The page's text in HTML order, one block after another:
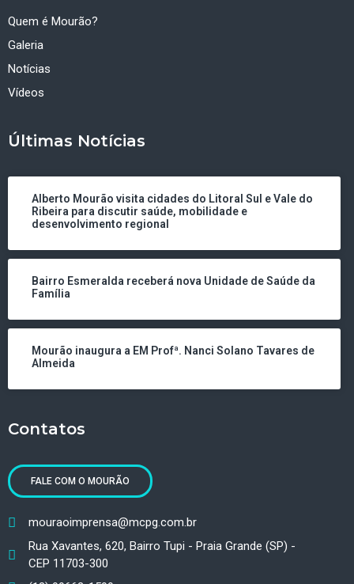
Quem é Mourão?
Galeria
Notícias
Vídeos
Últimas Notícias
Alberto Mourão visita cidades do Litoral Sul e Vale do
Ribeira para discutir saúde, mobilidade e
desenvolvimento regional
Bairro Esmeralda receberá nova Unidade de Saúde da
Família
Mourão inaugura a EM Profª. Nanci Solano Tavares de
Almeida
Contatos
FALE COM O MOURÃO
mouraoimprensa@mcpg.com.br
Rua Xavantes, 620, Bairro Tupi - Praia Grande (SP) -
CEP 11703-300